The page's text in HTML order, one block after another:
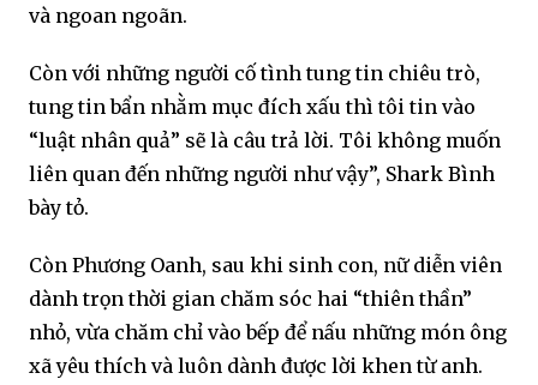
và ngoan ngoãn.
Còn với những người cố tình tung tin chiêu trò,
tung tin bẩn nhằm mục đích xấu thì tôi tin vào
“luật nhân quả” sẽ là câu trả lời. Tôi không muốn
liên quan đến những người như vậy”, Shark Bình
bày tỏ.
Còn Phương Oanh, sau khi sinh con, nữ diễn viên
dành trọn thời gian chăm sóc hai “thiên thần”
nhỏ, vừa chăm chỉ vào bếp để nấu những món ông
xã yêu thích và luôn dành được lời khen từ anh.